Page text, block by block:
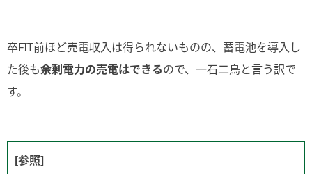
卒FIT前ほど売電収入は得られないものの、蓄電池を導入し
た後も余剰電力の売電はできるので、一石二鳥と言う訳で
す。
[参照]